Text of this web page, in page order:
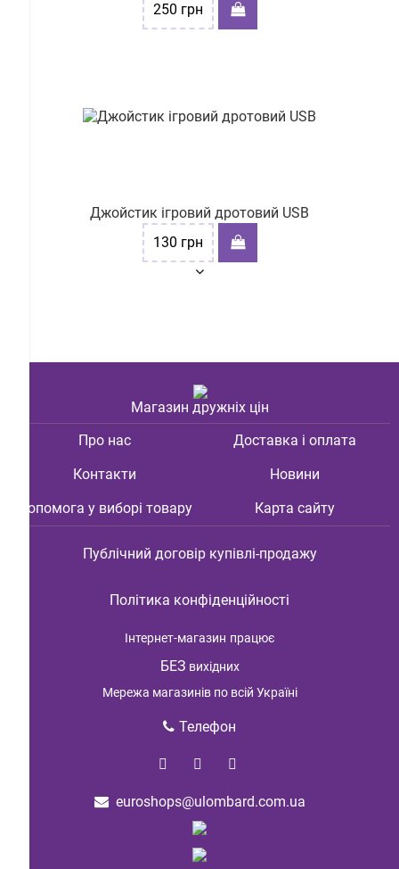
250 грн
Джойстик ігровий дротовий USB
130 грн
Магазин дружніх цін
Про нас
Доставка і оплата
Контакти
Новини
Допомога у виборі товару
Карта сайту
Публічний договір купівлі-продажу
Політика конфіденційності
Інтернет-магазин працює
БЕЗ вихідних
Мережа магазинів по всій Україні
Телефон
euroshops@ulombard.com.ua